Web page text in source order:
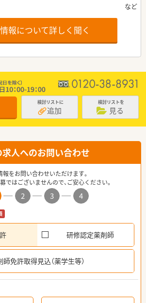
報について詳しく聞く
検討リストに
追加
検討リストを
見る
求人へのお問い合わせ
をお問い合わせいただけます。
ではございませんので、ご安心ください。
2 3
4
研修認定薬剤師
師免許取得見込（薬学生等）